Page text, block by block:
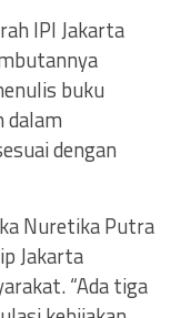
IPI Jakarta
buku
dalam
dengan
Nuretika Putra
Jakarta
“Ada tiga